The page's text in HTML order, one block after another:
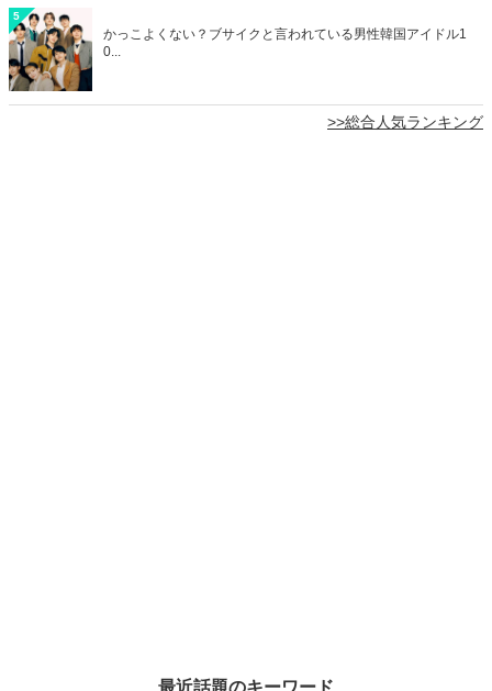
5
かっこよくない？ブサイクと言われている男性韓国アイドル1
0...
>>総合人気ランキング
最近話題のキーワード